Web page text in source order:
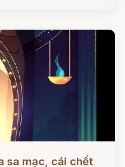
sa mạc, cái chết